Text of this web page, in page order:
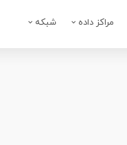
مراکز داده شبکه